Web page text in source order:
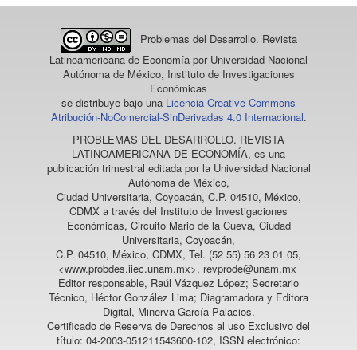
Problemas del Desarrollo. Revista
Latinoamericana de Economía por Universidad Nacional
Autónoma de México, Instituto de Investigaciones
Económicas
se distribuye bajo una Licencia Creative Commons
Atribución-NoComercial-SinDerivadas 4.0 Internacional.
PROBLEMAS DEL DESARROLLO. REVISTA
LATINOAMERICANA DE ECONOMÍA, es una
publicación trimestral editada por la Universidad Nacional
Autónoma de México,
Ciudad Universitaria, Coyoacán, C.P. 04510, México,
CDMX a través del Instituto de Investigaciones
Económicas, Circuito Mario de la Cueva, Ciudad
Universitaria, Coyoacán,
C.P. 04510, México, CDMX, Tel. (52 55) 56 23 01 05,
<www.probdes.iiec.unam.mx>, revprode@unam.mx
Editor responsable, Raúl Vázquez López; Secretario
Técnico, Héctor González Lima; Diagramadora y Editora
Digital, Minerva García Palacios.
Certificado de Reserva de Derechos al uso Exclusivo del
título: 04-2003-051211543600-102, ISSN electrónico: